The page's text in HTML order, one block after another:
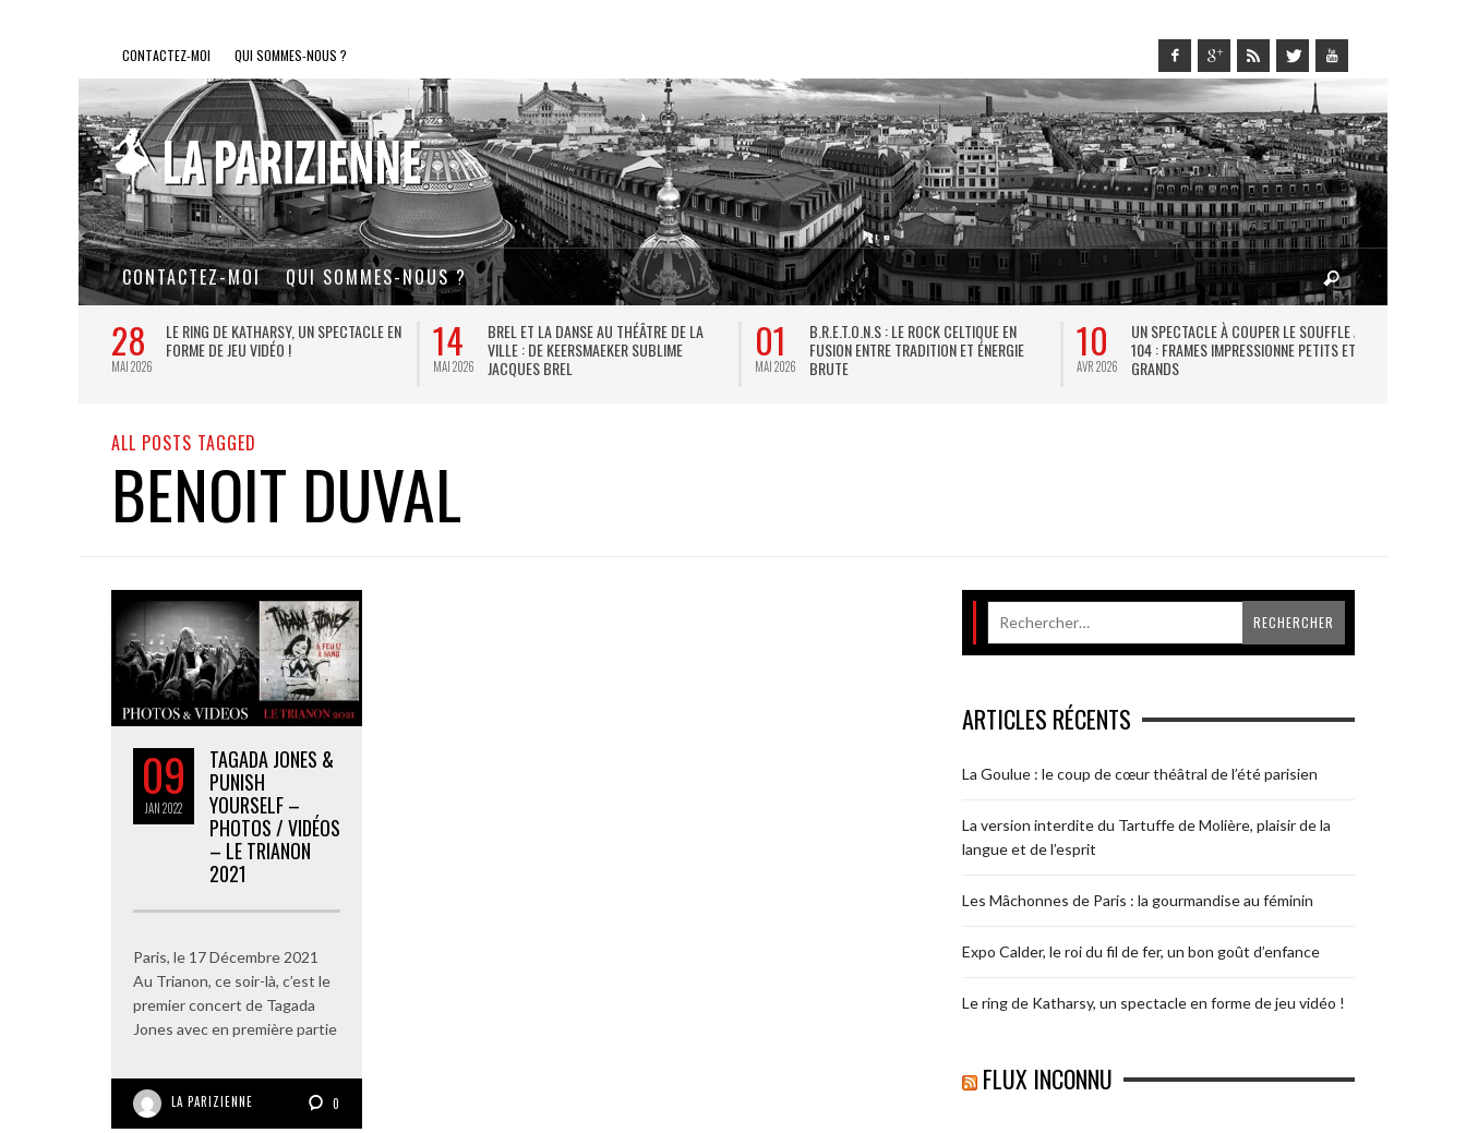
CONTACTEZ-MOI QUI SOMMES-NOUS ?
CONTACTEZ-MOI QUI SOMMES-NOUS ?
28
MAI 2026
LE RING DE KATHARSY, UN SPECTACLE EN
FORME DE JEU VIDÉO !
14
MAI 2026
BREL ET LA DANSE AU THÉÂTRE DE LA
VILLE : DE KEERSMAEKER SUBLIME
JACQUES BREL
01
MAI 2026
B.R.E.T.O.N.S : LE ROCK CELTIQUE EN
FUSION ENTRE TRADITION ET ÉNERGIE
BRUTE
10
AVR 2026
UN SPECTACLE À COUPER LE SOUFFLE AU
104 : FRAMES IMPRESSIONNE PETITS ET
GRANDS
ALL POSTS TAGGED
BENOIT DUVAL
09
JAN2022
TAGADA JONES &
PUNISH
YOURSELF –
PHOTOS / VIDÉOS
– LE TRIANON
2021
Paris, le 17 Décembre 2021
Au Trianon, ce soir-là, c’est le
premier concert de Tagada
Jones avec en première partie
LA PARIZIENNE 0
ARTICLES RÉCENTS
La Goulue : le coup de cœur théâtral de l’été parisien
La version interdite du Tartuffe de Molière, plaisir de la
langue et de l’esprit
Les Mâchonnes de Paris : la gourmandise au féminin
Expo Calder, le roi du fil de fer, un bon goût d’enfance
Le ring de Katharsy, un spectacle en forme de jeu vidéo !
FLUX INCONNU